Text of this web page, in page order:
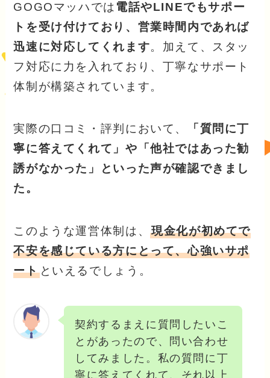
GOGOマッハでは 電話やLINEでもサポー
トを受け付けており、営業時間内であれば
迅速に対応してくれます。加えて、スタッ
フ対応に力を入れており、丁寧なサポート
体制が構築されています。
実際の口コミ・評判において、
「質問に丁
寧に答えてくれて」や「他社ではあった勧
誘がなかった」といった声が確認できまし
た。
このような運営体制は、現金化が初めてで
不安を感じている方にとって、心強いサポ
ートといえるでしょう。
契約するまえに質問したいこ
とがあったので、問い合わせ
してみました。私の質問に丁
寧に答えてくれて、それ以上